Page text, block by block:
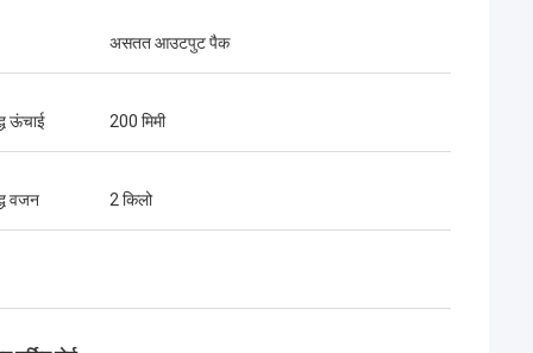
असतत आउटपुट पैक
ऊंचाई 200 मिमी
वजन 2 किलो